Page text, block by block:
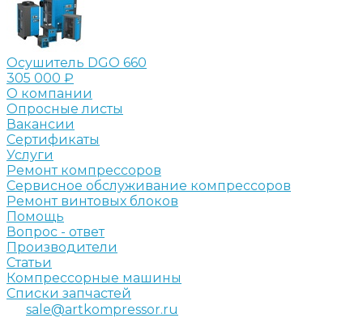
Осушитель DGO 660
305 000 ₽
О компании
Опросные листы
Вакансии
Сертификаты
Услуги
Ремонт компрессоров
Сервисное обслуживание компрессоров
Ремонт винтовых блоков
Помощь
Вопрос - ответ
Производители
Статьи
Компрессорные машины
Списки запчастей
sale@artkompressor.ru